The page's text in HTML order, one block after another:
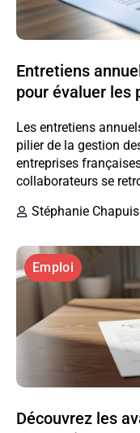
Entretiens
pour évaluer les
Les entretiens
pilier de la gestion
entreprises
collaborateurs se
Stéphanie Chapuis
Emploi
Découvrez les